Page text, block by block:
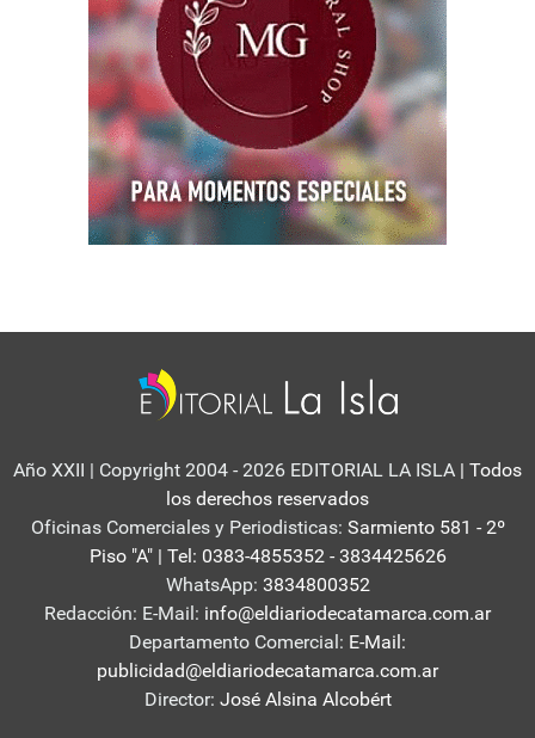
Año XXII | Copyright 2004 - 2026 EDITORIAL LA ISLA | Todos
los derechos reservados
Oficinas Comerciales y Periodisticas: Sarmiento 581 - 2º
Piso "A" | Tel: 0383-4855352 - 3834425626
WhatsApp: 3834800352
Redacción: E-Mail: info@eldiariodecatamarca.com.ar
Departamento Comercial: E-Mail:
publicidad@eldiariodecatamarca.com.ar
Director: José Alsina Alcobért